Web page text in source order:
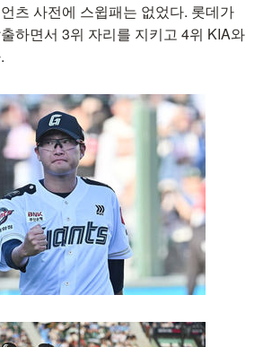
츠 사전에 스윕패는 없었다. 롯데가
하면서 3위 자리를 지키고 4위 KIA와